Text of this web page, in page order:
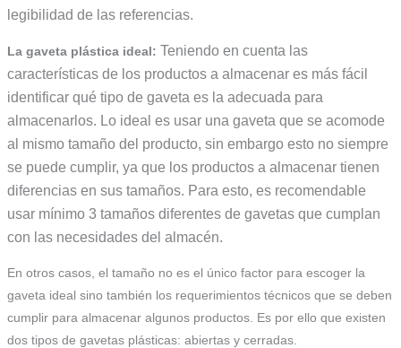
legibilidad de las referencias.
La gaveta plástica ideal: Teniendo en cuenta las
características de los productos a almacenar es más fácil
identificar qué tipo de gaveta es la adecuada para
almacenarlos. Lo ideal es usar una gaveta que se acomode
al mismo tamaño del producto, sin embargo esto no siempre
se puede cumplir, ya que los productos a almacenar tienen
diferencias en sus tamaños. Para esto, es recomendable
usar mínimo 3 tamaños diferentes de gavetas que cumplan
con las necesidades del almacén.
En otros casos, el tamaño no es el único factor para escoger la
gaveta ideal sino también los requerimientos técnicos que se deben
cumplir para almacenar algunos productos. Es por ello que existen
dos tipos de gavetas plásticas: abiertas y cerradas.